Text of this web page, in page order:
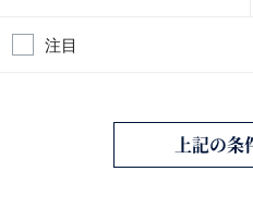
注目
上記の